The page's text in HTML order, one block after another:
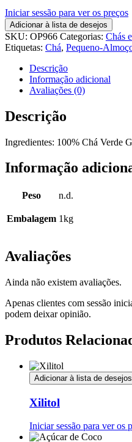
Iniciar sessão para ver os preços
Adicionar à lista de desejos
SKU: OP966 Categorias: Chás
Etiquetas: Chá, Pequeno-
Descrição
Informação adicional
Avaliações (0)
Descrição
Ingredientes: 100% Chá Verde
Informação
Peso n.d.
Embalagem 1kg
Avaliações
Ainda não existem avaliações.
Apenas clientes com sessão
podem deixar opinião.
Produtos
Adicionar à lista de desejos
Xilitol
Iniciar sessão para ver os